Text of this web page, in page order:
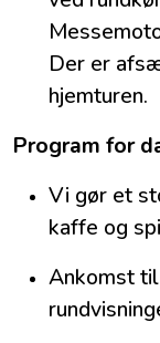
Der er
hjemturen.
Program for
Vi gør et
kaffe og
Ankomst